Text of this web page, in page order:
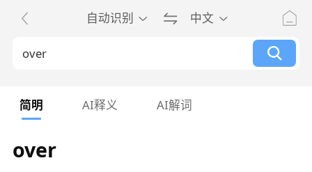
自动识别 中文
简明 AI释义 AI解词
over